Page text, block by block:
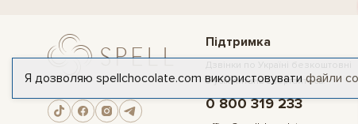
Підтримка
З усіх питань звертайтесь:
0 800 319 233
Я дозволяю spellchocolate.com використовувати файли